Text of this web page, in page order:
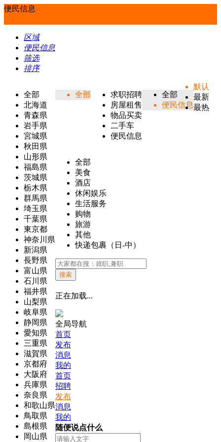
便民信息
区域
便民信息
筛选
排序
全部
北海道
青森県
岩手県
宮城県
秋田県
山形県
福島県
茨城県
栃木県
群馬県
埼玉県
千葉県
東京都
神奈川県
新潟県
長野県
富山県
石川県
福井県
山梨県
岐阜県
静岡県
愛知県
三重県
滋賀県
京都府
大阪府
兵庫県
奈良県
和歌山県
鳥取県
島根県
岡山県
全部
求职招聘
房屋租售
物品买卖
二手车
便民信息
全部
便民信息
全部
美食
酒店
休闲娱乐
生活服务
购物
旅游
其他
快递包裹（日-中）
默认
最新
最热
搜索
正在加载...
全局导航
首页
发布
消息
我的
首页
招聘
发布
消息
我的
随便说点什么